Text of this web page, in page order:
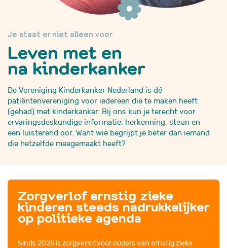
Je staat er niet alleen voor
Leven met en
na kinderkanker
De Vereniging Kinderkanker Nederland is dé
patiëntenvereniging voor iedereen die te maken heeft
(gehad) met kinderkanker. Bij ons kun je terecht voor
ervaringsdeskundige informatie, herkenning, steun en
een luisterend oor. Want wie begrijpt je beter dan iemand
die hetzelfde meegemaakt heeft?
Zorgverlof ernstig zieke
kinderen steeds nadrukkelijker
op politieke agenda
Sinds 2025 is zorgverlof voor ouders van ernstig zieke